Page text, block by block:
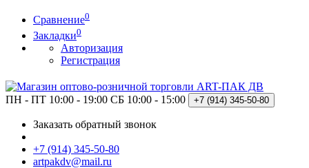
Сравнение0
Закладки0
Авторизация
Регистрация
ПН - ПТ 10:00 - 19:00 СБ 10:00 - 15:00 +7 (914) 345-50-80
Заказать обратный звонок
+7 (914) 345-50-80
artpakdv@mail.ru